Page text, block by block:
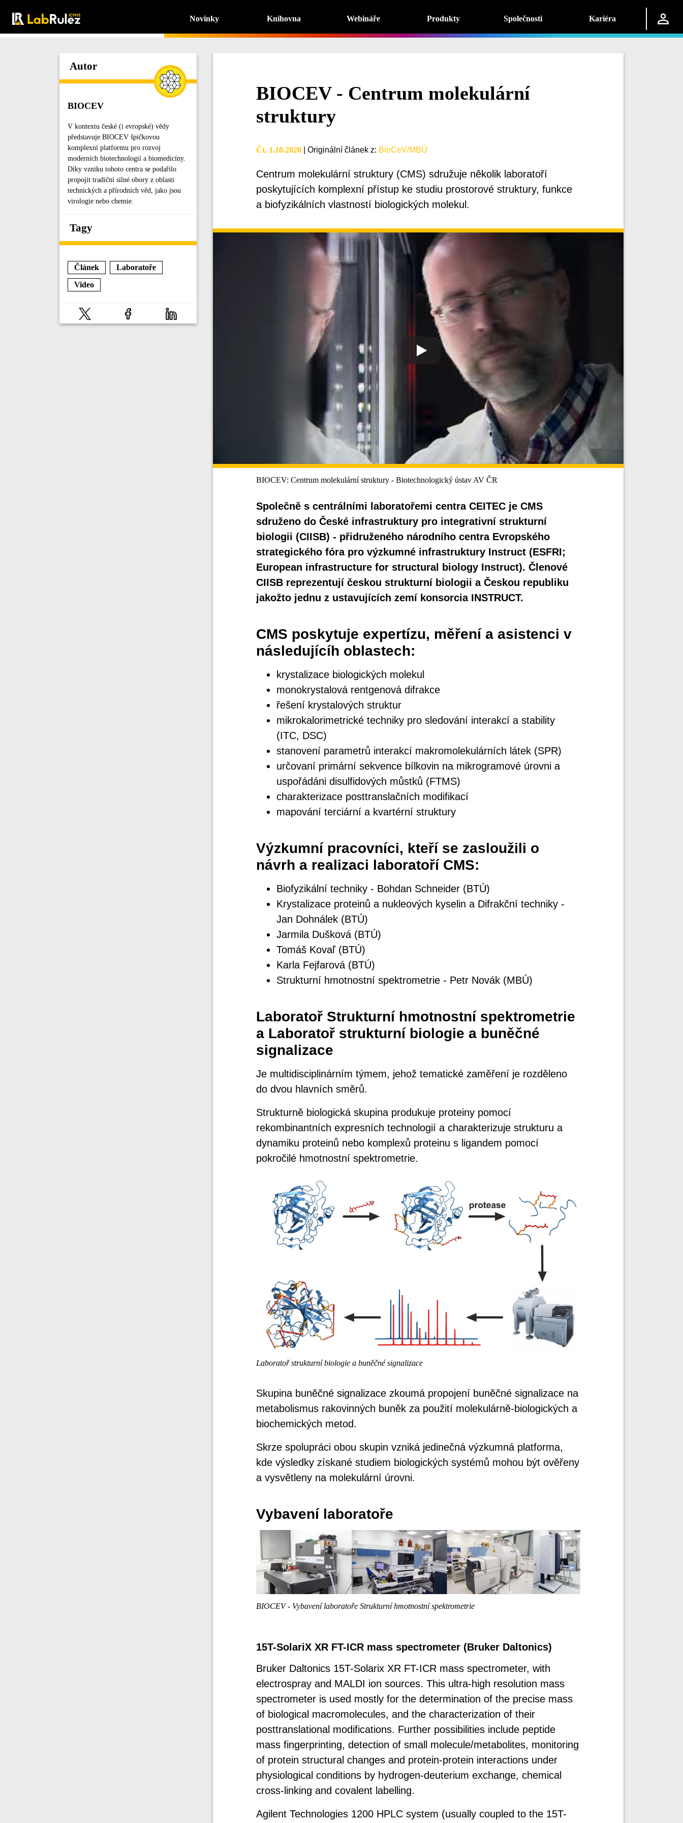
Novinky Knihovna Webináře Produkty Společnosti Kariéra
Autor
BIOCEV
V kontextu české (i evropské) vědy
představuje BIOCEV špičkovou
komplexní platformu pro rozvoj
moderních biotechnologií a biomedicíny.
Díky vzniku tohoto centra se podařilo
propojit tradiční silné obory z oblasti
technických a přírodních věd, jako jsou
virologie nebo chemie.
Tagy
Článek
Laboratoře
Video
BIOCEV - Centrum molekulární
struktury
Čt, 1.10.2020 Originální článek z: BioCeV/MBÚ
Centrum molekulární struktury (CMS) sdružuje několik laboratoří
poskytujících komplexní přístup ke studiu prostorové struktury, funkce
a biofyzikálních vlastností biologických molekul.
BIOCEV: Centrum molekulární struktury - Biotechnologický ústav AV ČR
Společně s centrálními laboratořemi centra CEITEC je CMS
sdruženo do České infrastruktury pro integrativní strukturní
biologii (CIISB) - přidruženého národního centra Evropského
strategického fóra pro výzkumné infrastruktury Instruct (ESFRI;
European infrastructure for structural biology Instruct). Členové
CIISB reprezentují českou strukturní biologii a Českou republiku
jakožto jednu z ustavujících zemí konsorcia INSTRUCT.
CMS poskytuje expertízu, měření a asistenci v
následujícíh oblastech:
krystalizace biologických molekul
monokrystalová rentgenová difrakce
řešení krystalových struktur
mikrokalorimetrické techniky pro sledování interakcí a stability
(ITC, DSC)
stanovení parametrů interakcí makromolekulárních látek (SPR)
určovaní primární sekvence bílkovin na mikrogramové úrovni a
uspořádáni disulfidových můstků (FTMS)
charakterizace posttranslačních modifikací
mapování terciární a kvartérní struktury
Výzkumní pracovníci, kteří se zasloužili o
návrh a realizaci laboratoří CMS:
Biofyzikální techniky - Bohdan Schneider (BTÚ)
Krystalizace proteinů a nukleových kyselin a Difrakční techniky -
Jan Dohnálek (BTÚ)
Jarmila Dušková (BTÚ)
Tomáš Kovaľ (BTÚ)
Karla Fejfarová (BTÚ)
Strukturní hmotnostní spektrometrie - Petr Novák (MBÚ)
Laboratoř Strukturní hmotnostní spektrometrie
a Laboratoř strukturní biologie a buněčné
signalizace
Je multidisciplinárním týmem, jehož tematické zaměření je rozděleno
do dvou hlavních směrů.
Strukturně biologická skupina produkuje proteiny pomocí
rekombinantních expresních technologií a charakterizuje strukturu a
dynamiku proteinů nebo komplexů proteinu s ligandem pomocí
pokročilé hmotnostní spektrometrie.
Laboratoř strukturní biologie a buněčné signalizace
Skupina buněčné signalizace zkoumá propojení buněčné signalizace na
metabolismus rakovinných buněk za použití molekulárně-biologických a
biochemických metod.
Skrze spolupráci obou skupin vzniká jedinečná výzkumná platforma,
kde výsledky získané studiem biologických systémů mohou být ověřeny
a vysvětleny na molekulární úrovni.
Vybavení laboratoře
BIOCEV - Vybavení laboratoře Strukturní hmotnostní spektrometrie
15T-SolariX XR FT-ICR mass spectrometer (Bruker Daltonics)
Bruker Daltonics 15T-Solarix XR FT-ICR mass spectrometer, with
electrospray and MALDI ion sources. This ultra-high resolution mass
spectrometer is used mostly for the determination of the precise mass
of biological macromolecules, and the characterization of their
posttranslational modifications. Further possibilities include peptide
mass fingerprinting, detection of small molecule/metabolites, monitoring
of protein structural changes and protein-protein interactions under
physiological conditions by hydrogen-deuterium exchange, chemical
cross-linking and covalent labelling.
Agilent Technologies 1200 HPLC system (usually coupled to the 15T-